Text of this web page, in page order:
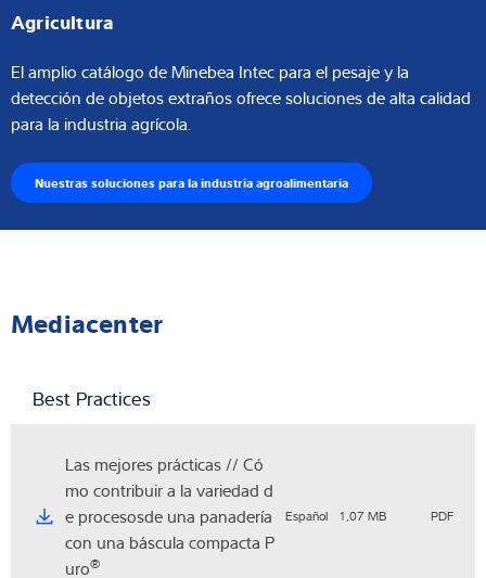
Agricultura
El amplio catálogo de Minebea Intec para el pesaje y la
detección de objetos extraños ofrece soluciones de alta calidad
para la industria agrícola.
Nuestras soluciones para la industria agroalimentaria
Mediacenter
Best Practices
Las mejores prácticas // Có
mo contribuir a la variedad d
e procesosde una panadería
con una báscula compacta P
uro®
Español 1,07 MB PDF